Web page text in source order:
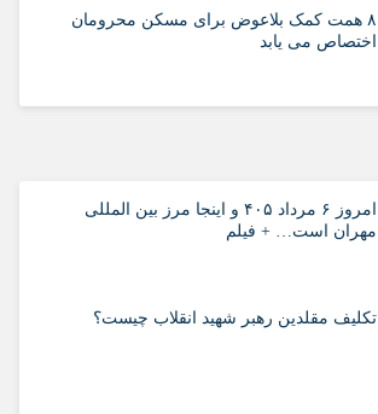
۸ همت کمک بلاعوض برای مسکن محرومان
اختصاص می یابد
امروز ۶ مرداد ۴۰۵ و اینجا مرز بین المللی
مهران است… + فیلم
تکلیف مقلدین رهبر شهید انقلاب چیست؟